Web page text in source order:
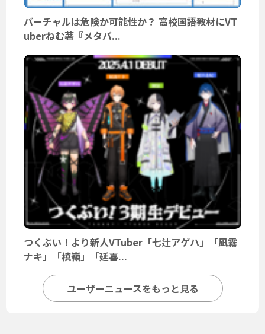
バーチャルは危険か可能性か？ 高校国語教材にVT
uberねむ著『メタバ...
つくぶい！より新人VTuber「七辻アゲハ」「凪霧
ナキ」「槙嶺」「延喜...
ユーザーニュースをもっと見る